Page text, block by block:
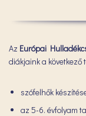
Az Európai
diákjaink a következő
szófelhők
az 5-6. évfolyam